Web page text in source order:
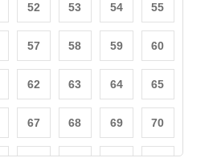
52 53 54 55
57 58 59 60
62 63 64 65
67 68 69 70